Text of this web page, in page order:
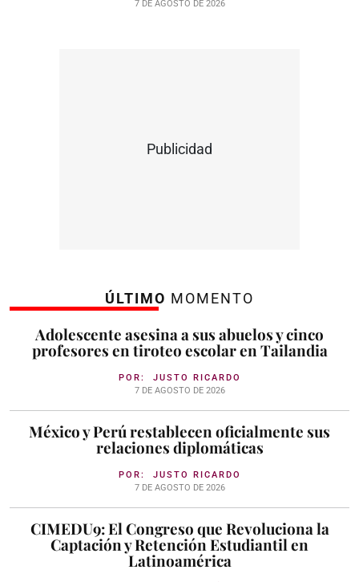
7 DE AGOSTO DE 2026
Publicidad
ÚLTIMO MOMENTO
Adolescente asesina a sus abuelos y cinco
profesores en tiroteo escolar en Tailandia
POR: JUSTO RICARDO
7 DE AGOSTO DE 2026
México y Perú restablecen oficialmente sus
relaciones diplomáticas
POR: JUSTO RICARDO
7 DE AGOSTO DE 2026
CIMEDU9: El Congreso que Revoluciona la
Captación y Retención Estudiantil en
Latinoamérica